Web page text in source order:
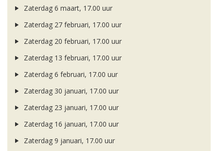
Zaterdag 6 maart, 17.00 uur
Zaterdag 27 februari, 17.00 uur
Zaterdag 20 februari, 17.00 uur
Zaterdag 13 februari, 17.00 uur
Zaterdag 6 februari, 17.00 uur
Zaterdag 30 januari, 17.00 uur
Zaterdag 23 januari, 17.00 uur
Zaterdag 16 januari, 17.00 uur
Zaterdag 9 januari, 17.00 uur